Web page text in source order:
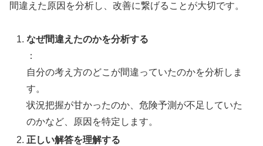
間違えた原因を分析し、改善に繋げることが大切です。
なぜ間違えたのかを分析する
：
自分の考え方のどこが間違っていたのかを分析しま
す。
状況把握が甘かったのか、危険予測が不足していた
のかなど、原因を特定します。
正しい解答を理解する